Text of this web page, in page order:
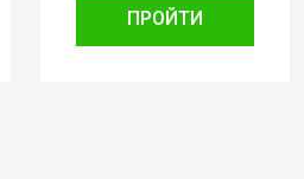
ПРОЙТИ